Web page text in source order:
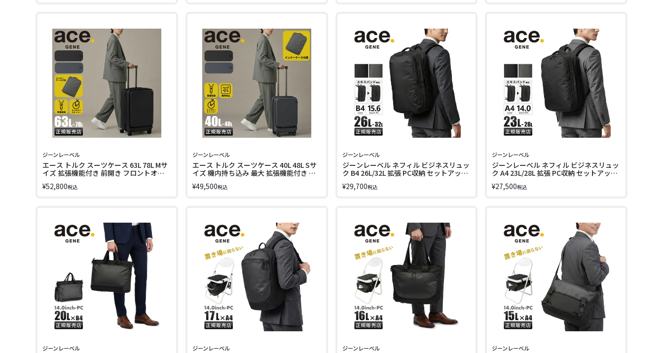
ジーンレーベル
エース トルク スーツケース 63L 78L Mサ
イズ 拡張機能付き 前開き フロントオー
キャリーケース ジーンレーベル エースジ
¥52,800税込
ジーンレーベル
エース トルク スーツケース 40L 48L Sサ
イズ 機内持ち込み 最大 拡張機能付き 前
ビジネスキャリー キャリーケース ジーン
¥49,500税込
ジーンレーベル
ジーンレーベル ネフィル ビジネスリュッ
ク B4 26L/32L 拡張 PC収納 セットアップ
¥29,700税込
ジーンレーベル
ジーンレーベル ネフィル ビジネスリュッ
ク A4 23L/28L 拡張 PC収納 セットアップ
¥27,500税込
ジーンレーベル ジーンレーベル ジーンレーベル ジーンレーベル